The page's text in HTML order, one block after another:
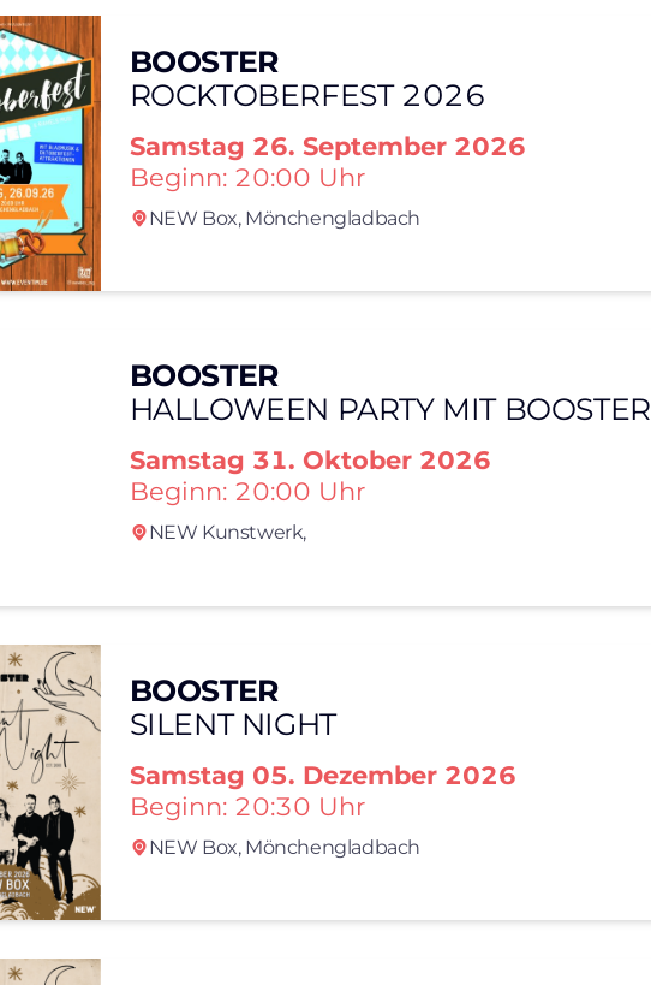
BOOSTER
ROCKTOBERFEST 2026
Samstag 26. September 2026
Beginn: 20:00 Uhr
NEW Box, Mönchengladbach
BOOSTER
HALLOWEEN PARTY MIT BOOSTER
Samstag 31. Oktober 2026
Beginn: 20:00 Uhr
NEW Kunstwerk,
BOOSTER
SILENT NIGHT
Samstag 05. Dezember 2026
Beginn: 20:30 Uhr
NEW Box, Mönchengladbach